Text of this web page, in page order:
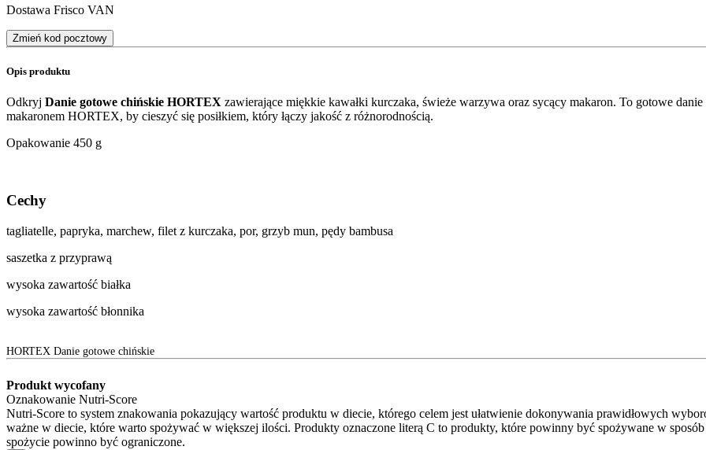
Dostawa Frisco VAN
Zmień kod pocztowy
Opis produktu
Odkryj Danie gotowe chińskie HORTEX zawierające miękkie kawałki kurczaka, świeże warzywa oraz sycący makaron. To gotowe
makaronem HORTEX, by cieszyć się posiłkiem, który łączy jakość z różnorodnością.
Opakowanie 450 g
Cechy
tagliatelle, papryka, marchew, filet z kurczaka, por, grzyb mun, pędy bambusa
saszetka z przyprawą
wysoka zawartość białka
wysoka zawartość błonnika
HORTEX Danie gotowe chińskie
Produkt wycofany
Oznakowanie Nutri-Score
Nutri-Score to system znakowania pokazujący wartość produktu w diecie, którego celem jest ułatwienie dokonywania prawidłowych
ważne w diecie, które warto spożywać w większej ilości. Produkty oznaczone literą C to produkty, które powinny być spożywane w
spożycie powinno być ograniczone.